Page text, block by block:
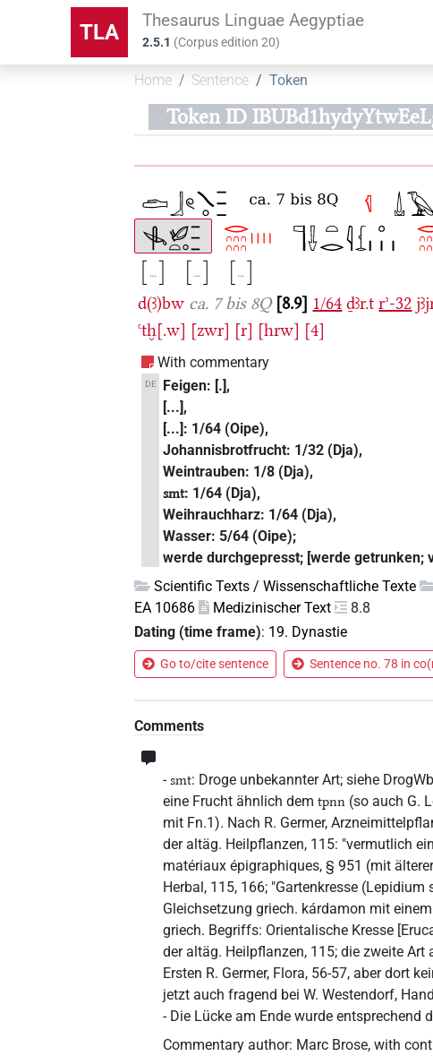
TLA Thesaurus Linguae Aegyptiae
2.5.1 (Corpus edition20)
Home Sentence Token
Token ID
d(ꜣ)bw ca. 7 bis 8Q 8.9 1/64 ḏꜣr.t rʾ-32
ꜥtḫ[.w] [zwr] [r] [hrw] [4]
With commentary
DE
Feigen: [.],
[...],
[...]: 1/64 (Oipe),
Johannisbrotfrucht: 1/32 (Dja),
Weintrauben: 1/8 (Dja),
smt: 1/64 (Dja),
Weihrauchharz: 1/64 (Dja),
Wasser: 5/64 (Oipe);
werde durchgepresst; [werde getrunken;
Scientific Texts / Wissenschaftliche Texte
EA 10686
Medizinischer Text
8.8
Dating (time frame): 19. Dynastie
Go to/cite sentence Sentence no. 78 in
Comments
-smt: Droge unbekannter Art; siehe
eine Frucht ähnlich demtpnn (so auch G.
mit Fn.1). Nach R. Germer,
der altäg. Heilpflanzen, 115: "vermutlich
matériaux épigraphiques, § 951 (mit
Herbal, 115, 166; "Gartenkresse
Gleichsetzung griech. kárdamon mit
griech. Begriffs: Orientalische Kresse
der altäg. Heilpflanzen, 115; die zweite
Ersten R. Germer, Flora, 56-57, aber dort
jetzt auch fragend bei W. Westendorf,
- Die Lücke am Ende wurde entsprechend
Commentary author: Marc Brose,with